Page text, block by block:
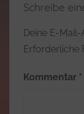
Schreibe
Deine E-
Erforderliche
Kommentar *